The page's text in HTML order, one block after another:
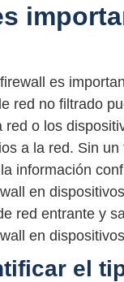
es
red no filtrado
red o los
a la red. Sin
información
en
red entrante y
en
el